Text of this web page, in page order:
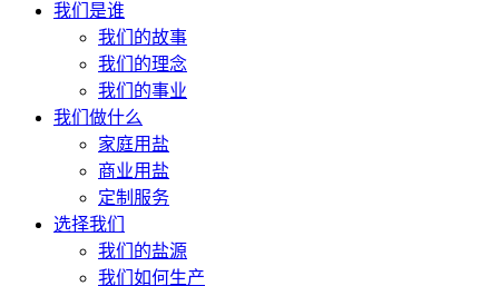
我们是谁
我们的故事
我们的理念
我们的事业
我们做什么
家庭用盐
商业用盐
定制服务
选择我们
我们的盐源
我们如何生产